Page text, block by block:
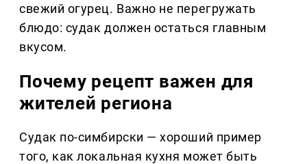
свежий огурец. Важно не перегружать
блюдо: судак должен остаться главным
вкусом.
Почему рецепт важен для
жителей региона
Судак по-симбирски — хороший пример
того, как локальная кухня может быть